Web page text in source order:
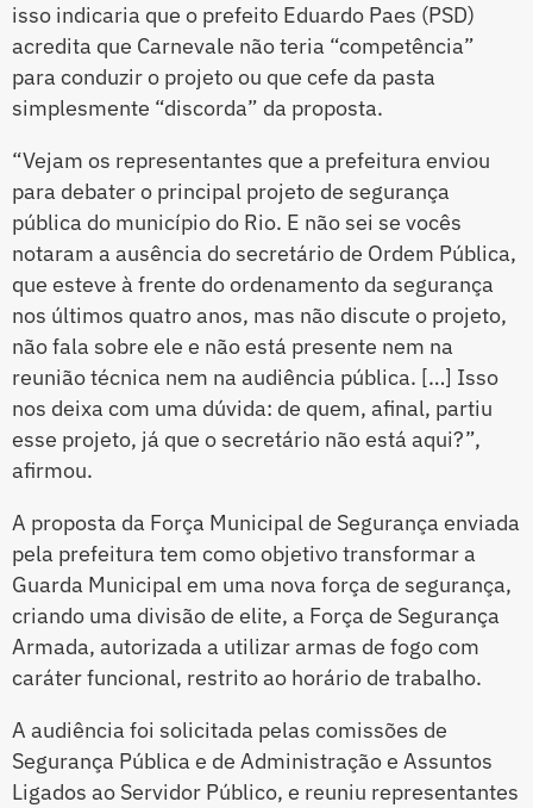
isso indicaria que o prefeito Eduardo Paes (PSD)
acredita que Carnevale não teria “competência”
para conduzir o projeto ou que cefe da pasta
simplesmente “discorda” da proposta.
“Vejam os representantes que a prefeitura enviou
para debater o principal projeto de segurança
pública do município do Rio. E não sei se vocês
notaram a ausência do secretário de Ordem Pública,
que esteve à frente do ordenamento da segurança
nos últimos quatro anos, mas não discute o projeto,
não fala sobre ele e não está presente nem na
reunião técnica nem na audiência pública. […] Isso
nos deixa com uma dúvida: de quem, afinal, partiu
esse projeto, já que o secretário não está aqui?”,
afirmou.
A proposta da Força Municipal de Segurança enviada
pela prefeitura tem como objetivo transformar a
Guarda Municipal em uma nova força de segurança,
criando uma divisão de elite, a Força de Segurança
Armada, autorizada a utilizar armas de fogo com
caráter funcional, restrito ao horário de trabalho.
A audiência foi solicitada pelas comissões de
Segurança Pública e de Administração e Assuntos
Ligados ao Servidor Público, e reuniu representantes